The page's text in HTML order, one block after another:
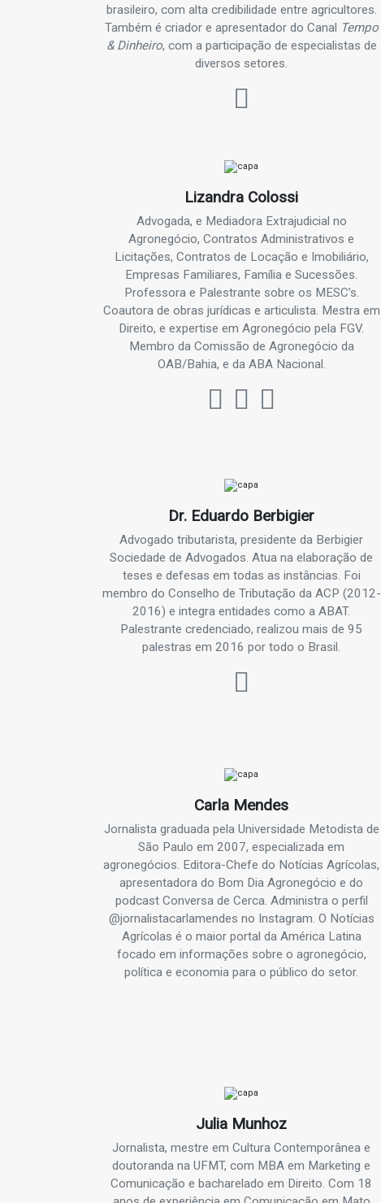
brasileiro, com alta credibilidade entre agricultores.
Também é criador e apresentador do Canal Tempo
& Dinheiro, com a participação de especialistas de
diversos setores.
Lizandra Colossi
Advogada, e Mediadora Extrajudicial no
Agronegócio, Contratos Administrativos e
Licitações, Contratos de Locação e Imobiliário,
Empresas Familiares, Família e Sucessões.
Professora e Palestrante sobre os MESC’s.
Coautora de obras jurídicas e articulista. Mestra em
Direito, e expertise em Agronegócio pela FGV.
Membro da Comissão de Agronegócio da
OAB/Bahia, e da ABA Nacional.
Dr. Eduardo Berbigier
Advogado tributarista, presidente da Berbigier
Sociedade de Advogados. Atua na elaboração de
teses e defesas em todas as instâncias. Foi
membro do Conselho de Tributação da ACP (2012-
2016) e integra entidades como a ABAT.
Palestrante credenciado, realizou mais de 95
palestras em 2016 por todo o Brasil.
Carla Mendes
Jornalista graduada pela Universidade Metodista de
São Paulo em 2007, especializada em
agronegócios. Editora-Chefe do Notícias Agrícolas,
apresentadora do Bom Dia Agronegócio e do
podcast Conversa de Cerca. Administra o perfil
@jornalistacarlamendes no Instagram. O Notícias
Agrícolas é o maior portal da América Latina
focado em informações sobre o agronegócio,
política e economia para o público do setor.
Julia Munhoz
Jornalista, mestre em Cultura Contemporânea e
doutoranda na UFMT, com MBA em Marketing e
Comunicação e bacharelado em Direito. Com 18